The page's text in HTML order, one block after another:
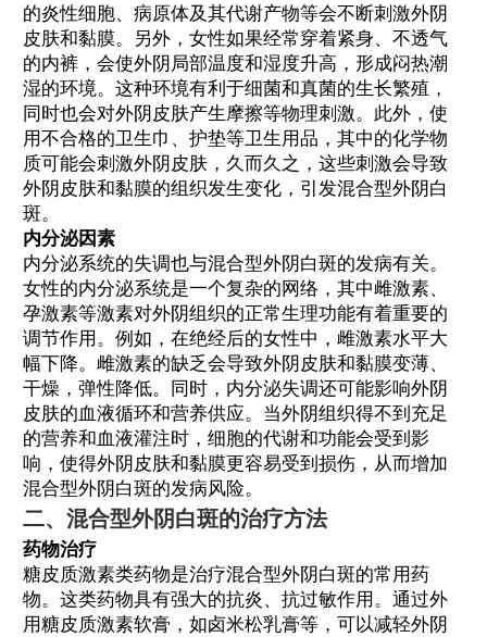
的炎性细胞、病原体及其代谢产物等会不断刺激外阴
皮肤和黏膜。另外，女性如果经常穿着紧身、不透气
的内裤，会使外阴局部温度和湿度升高，形成闷热潮
湿的环境。这种环境有利于细菌和真菌的生长繁殖，
同时也会对外阴皮肤产生摩擦等物理刺激。此外，使
用不合格的卫生巾、护垫等卫生用品，其中的化学物
质可能会刺激外阴皮肤，久而久之，这些刺激会导致
外阴皮肤和黏膜的组织发生变化，引发混合型外阴白
斑。
内分泌因素
内分泌系统的失调也与混合型外阴白斑的发病有关。
女性的内分泌系统是一个复杂的网络，其中雌激素、
孕激素等激素对外阴组织的正常生理功能有着重要的
调节作用。例如，在绝经后的女性中，雌激素水平大
幅下降。雌激素的缺乏会导致外阴皮肤和黏膜变薄、
干燥，弹性降低。同时，内分泌失调还可能影响外阴
皮肤的血液循环和营养供应。当外阴组织得不到充足
的营养和血液灌注时，细胞的代谢和功能会受到影
响，使得外阴皮肤和黏膜更容易受到损伤，从而增加
混合型外阴白斑的发病风险。
二、混合型外阴白斑的治疗方法
药物治疗
糖皮质激素类药物是治疗混合型外阴白斑的常用药
物。这类药物具有强大的抗炎、抗过敏作用。通过外
用糖皮质激素软膏，如卤米松乳膏等，可以减轻外阴